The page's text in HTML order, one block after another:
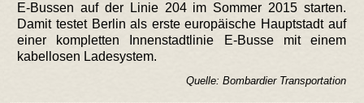
E-Bussen auf der Linie 204 im Sommer 2015 starten.
Damit testet Berlin als erste europäische Hauptstadt auf
einer kompletten Innenstadtlinie E-Busse mit einem
kabellosen Ladesystem.
Quelle: Bombardier Transportation